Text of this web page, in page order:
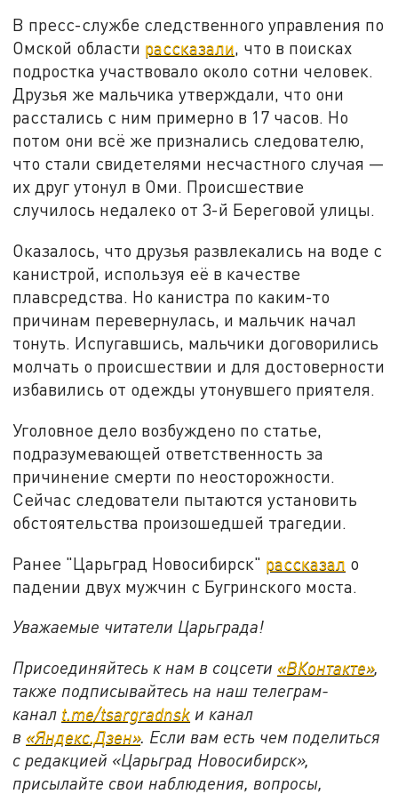
В пресс-службе следственного управления по
Омской области рассказали, что в поисках
подростка участвовало около сотни человек.
Друзья же мальчика утверждали, что они
расстались с ним примерно в 17 часов. Но
потом они всё же признались следователю,
что стали свидетелями несчастного случая —
их друг утонул в Оми. Происшествие
случилось недалеко от 3-й Береговой улицы.
Оказалось, что друзья развлекались на воде с
канистрой, используя её в качестве
плавсредства. Но канистра по каким-то
причинам перевернулась, и мальчик начал
тонуть. Испугавшись, мальчики договорились
молчать о происшествии и для достоверности
избавились от одежды утонувшего приятеля.
Уголовное дело возбуждено по статье,
подразумевающей ответственность за
причинение смерти по неосторожности.
Сейчас следователи пытаются установить
обстоятельства произошедшей трагедии.
Ранее "Царьград Новосибирск" рассказал о
падении двух мужчин с Бугринского моста.
Уважаемые читатели Царьграда!
Присоединяйтесь к нам в соцсети «ВКонтакте»,
также подписывайтесь на наш телеграм-
канал t.me/tsargradnsk и канал
в «Яндекс.Дзен». Если вам есть чем поделиться
с редакцией «Царьград Новосибирск»,
присылайте свои наблюдения, вопросы,